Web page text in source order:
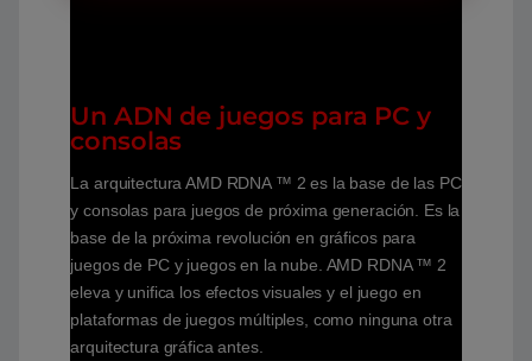
Un ADN de juegos para PC y
consolas
La arquitectura AMD RDNA ™ 2 es la base de las PC
y consolas para juegos de próxima generación. Es la
base de la próxima revolución en gráficos para
juegos de PC y juegos en la nube. AMD RDNA ™ 2
eleva y unifica los efectos visuales y el juego en
plataformas de juegos múltiples, como ninguna otra
arquitectura gráfica antes.